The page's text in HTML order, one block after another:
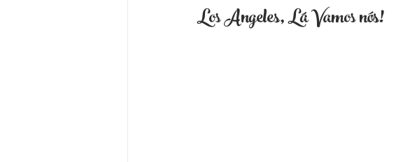
Los Angeles, Lá Vamos nós!